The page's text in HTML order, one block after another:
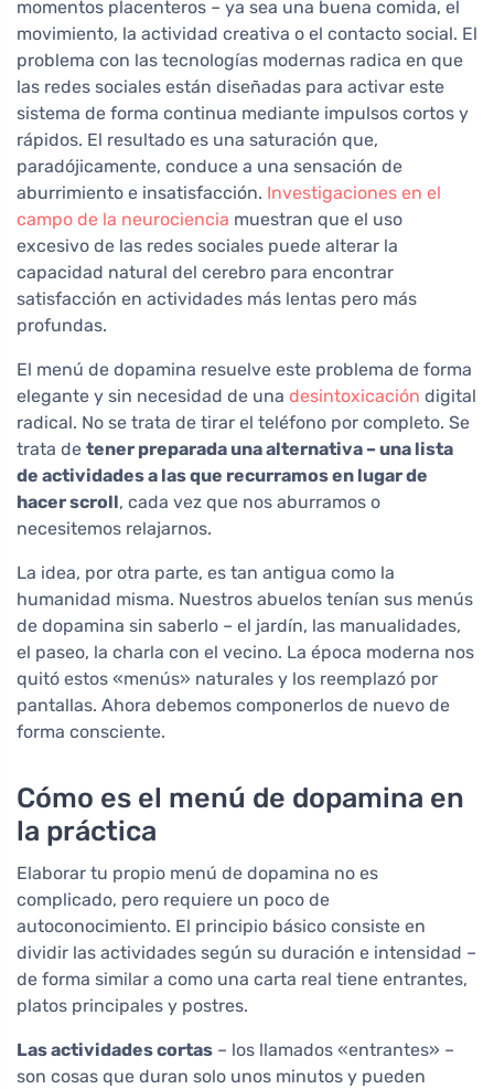
momentos placenteros – ya sea una buena comida, el
movimiento, la actividad creativa o el contacto social. El
problema con las tecnologías modernas radica en que
las redes sociales están diseñadas para activar este
sistema de forma continua mediante impulsos cortos y
rápidos. El resultado es una saturación que,
paradójicamente, conduce a una sensación de
aburrimiento e insatisfacción. Investigaciones en el
campo de la neurociencia muestran que el uso
excesivo de las redes sociales puede alterar la
capacidad natural del cerebro para encontrar
satisfacción en actividades más lentas pero más
profundas.
El menú de dopamina resuelve este problema de forma
elegante y sin necesidad de una desintoxicación digital
radical. No se trata de tirar el teléfono por completo. Se
trata de tener preparada una alternativa – una lista
de actividades a las que recurramos en lugar de
hacer scroll, cada vez que nos aburramos o
necesitemos relajarnos.
La idea, por otra parte, es tan antigua como la
humanidad misma. Nuestros abuelos tenían sus menús
de dopamina sin saberlo – el jardín, las manualidades,
el paseo, la charla con el vecino. La época moderna nos
quitó estos «menús» naturales y los reemplazó por
pantallas. Ahora debemos componerlos de nuevo de
forma consciente.
Cómo es el menú de dopamina en
la práctica
Elaborar tu propio menú de dopamina no es
complicado, pero requiere un poco de
autoconocimiento. El principio básico consiste en
dividir las actividades según su duración e intensidad –
de forma similar a como una carta real tiene entrantes,
platos principales y postres.
Las actividades cortas – los llamados «entrantes» –
son cosas que duran solo unos minutos y pueden